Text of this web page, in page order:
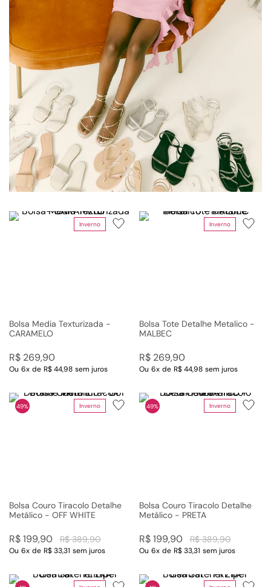
Inverno
Bolsa Media Texturizada -
CARAMELO
R$ 269,90
Ou 6x de R$ 44,98 sem juros
Inverno
Bolsa Tote Detalhe Metalico -
MALBEC
R$ 269,90
Ou 6x de R$ 44,98 sem juros
Inverno
49%
Bolsa Couro Tiracolo Detalhe
Metálico - OFF WHITE
R$ 389,90
R$199,90
Ou 6x de R$ 33,31 sem juros
Inverno
49%
Bolsa Couro Tiracolo Detalhe
Metálico - PRETA
R$ 389,90
R$199,90
Ou 6x de R$ 33,31 sem juros